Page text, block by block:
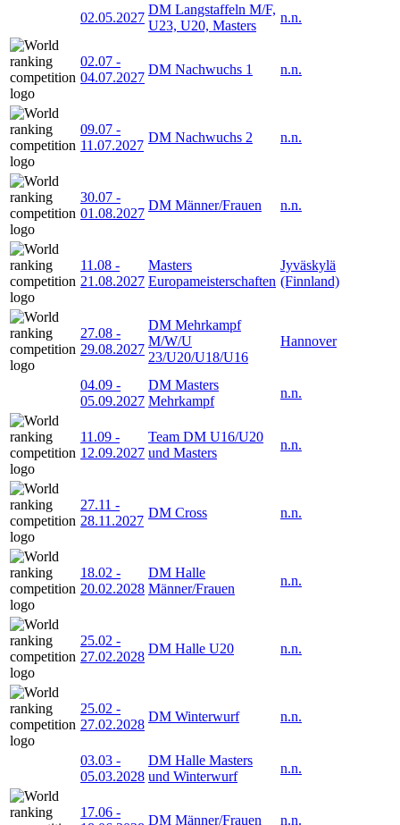
02.05.2027
DM Langstaffeln M/F,
U23, U20, Masters
n.n.
02.07 -
04.07.2027
DM Nachwuchs 1 n.n.
09.07 -
11.07.2027
DM Nachwuchs 2 n.n.
30.07 -
01.08.2027
DM Männer/Frauen n.n.
11.08 -
21.08.2027
Masters
Europameisterschaften
Jyväskylä
(Finnland)
27.08 -
29.08.2027
DM Mehrkampf
M/W/U
23/U20/U18/U16
Hannover
04.09 -
05.09.2027
DM Masters
Mehrkampf
n.n.
11.09 -
12.09.2027
Team DM U16/U20
und Masters
n.n.
27.11 -
28.11.2027
DM Cross n.n.
18.02 -
20.02.2028
DM Halle
Männer/Frauen
n.n.
25.02 -
27.02.2028
DM Halle U20 n.n.
25.02 -
27.02.2028
DM Winterwurf n.n.
03.03 -
05.03.2028
DM Halle Masters
und Winterwurf
n.n.
17.06 -
DM Männer/Frauen n.n.